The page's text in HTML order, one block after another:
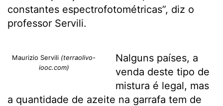
constantes espectrofotométricas”, diz o
professor Servili.
Maurizio Servili (terraolivo-
iooc.com)
Nalguns países, a
venda deste tipo de
mistura é legal, mas
a quantidade de azeite na garrafa tem de